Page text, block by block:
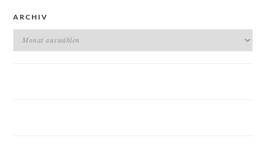
ARCHIV
Archiv